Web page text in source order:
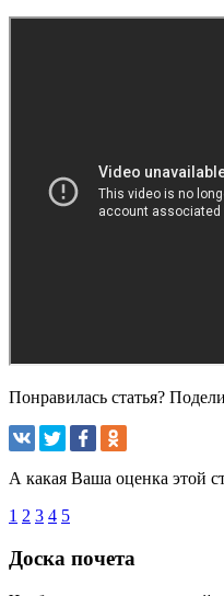
Понравилась статья?
А какая Ваша оценка этой
1 2 3 4 5
Доска почета